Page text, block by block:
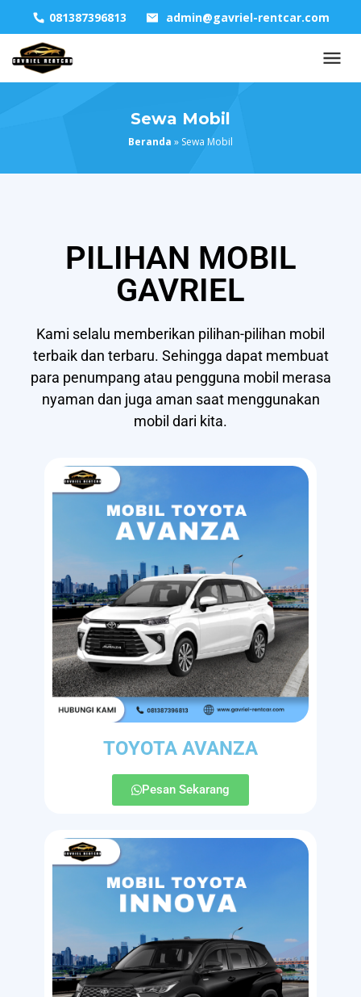
081387396813 admin@gavriel-rentcar.com
Sewa Mobil
Beranda » Sewa Mobil
PILIHAN MOBIL
GAVRIEL
Kami selalu memberikan pilihan-pilihan mobil
terbaik dan terbaru. Sehingga dapat membuat
para penumpang atau pengguna mobil merasa
nyaman dan juga aman saat menggunakan
mobil dari kita.
TOYOTA AVANZA
Pesan Sekarang